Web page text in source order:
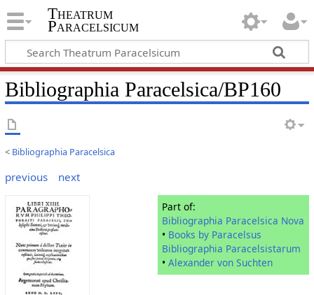
Theatrum
Paracelsicum
Bibliographia Paracelsica/BP160
< Bibliographia Paracelsica
previous next
Part of:
Bibliographia Paracelsica Nova
• Books by Paracelsus
Bibliographia Paracelsistarum
•Alexander von Suchten